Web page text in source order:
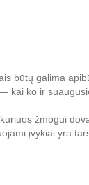
būtų galima
kai ko ir
žmo­gui
įvykiai yra
ir kokiame